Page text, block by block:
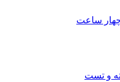
چهار ساعت
و تست